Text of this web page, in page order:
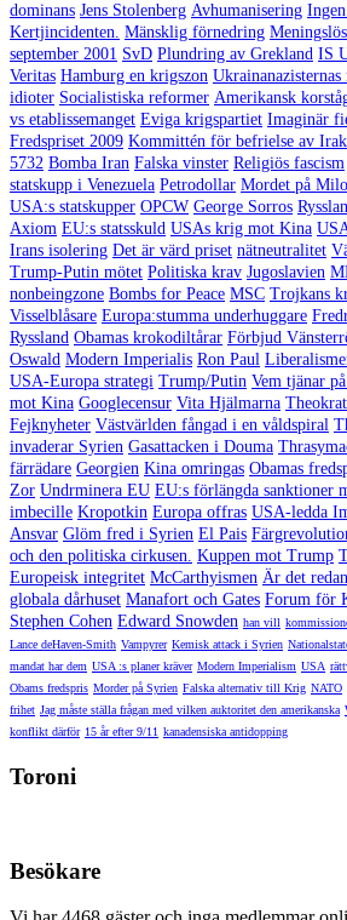
dominans Jens Stolenberg Avhumanisering
Kertjincidenten. Mänsklig förnedring
september 2001 SvD Plundring av Grekland IS
Veritas Hamburg en krigszon
idioter Socialistiska reformer Amerikansk
vs etablissemanget Eviga krigspartiet Imaginär
Fredspriset 2009 Kommittén för befrielse av Irak
5732 Bomba Iran Falska vinster Religiös fascism
statskupp i Venezuela Petrodollar Mordet på
USA:s statskupper OPCW George Sorros
Axiom EU:s statsskuld USAs krig mot Kina
Irans isolering Det är värd priset nätneutralitet
Trump-Putin mötet Politiska krav Jugoslavien
nonbeingzone Bombs for Peace MSC Trojkans
Visselblåsare Europa:stumma underhuggare
Ryssland Obamas krokodiltårar Förbjud
Oswald Modern Imperialis Ron Paul
USA-Europa strategi Trump/Putin Vem tjänar
mot Kina Googlecensur Vita Hjälmarna
Fejknyheter Västvärlden fångad i en våldspiral
invaderar Syrien Gasattacken i Douma
färrädare Georgien Kina omringas Obamas
Zor Undrminera EU EU:s förlängda sanktioner
imbecille Kropotkin Europa offras USA-ledda
Ansvar Glöm fred i Syrien El Pais
och den politiska cirkusen. Kuppen mot Trump
Europeisk integritet McCarthyismen Är det
globala dårhuset Manafort och Gates Forum för
Stephen Cohen Edward Snowden han vill
Lance deHaven-Smith Vampyrer Kemisk attack i Syrien
mandat har dem USA :s planer kräver Modern Imperialism USA
Obams fredspris Morder på Syrien Falska alternativ till Krig NATO
frihet Jag måste ställa frågan med vilken auktoritet den amerikanska
konflikt därför 15 år efter 9/11 kanadensiska antidopping
Toroni
Besökare